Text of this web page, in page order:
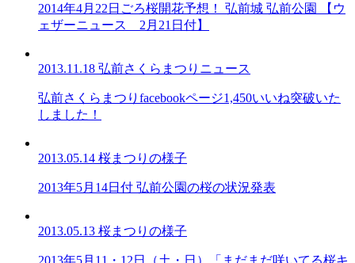
2014年4月22日ごろ桜開花予想！ 弘前城 弘前公園 【ウ
ェザーニュース 2月21日付】
2013.11.18 弘前さくらまつりニュース
弘前さくらまつりfacebookページ1,450いいね突破いた
しました！
2013.05.14 桜まつりの様子
2013年5月14日付 弘前公園の桜の状況発表
2013.05.13 桜まつりの様子
2013年5月11・12日（土・日）「まだまだ咲いてる桜キ